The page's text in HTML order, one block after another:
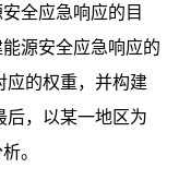
全应急响应的目
源安全应急响应的
应的权重，并构建
后，以某一地区为
。